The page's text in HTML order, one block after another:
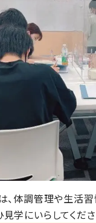
、体調管理や生活
学にいらしてくださ